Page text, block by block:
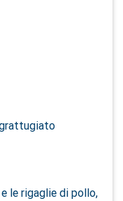
le rigaglie di pollo,